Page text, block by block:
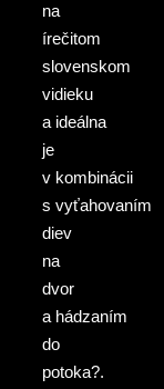
na
írečitom
slovenskom
vidieku
a ideálna
je
v kombinácii
s vyťahovaním
diev
na
dvor
a hádzaním
do
potoka?.